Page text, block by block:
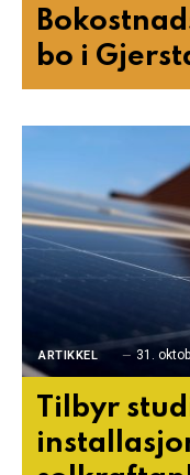
bo i
ARTIKKEL 31.
Tilbyr